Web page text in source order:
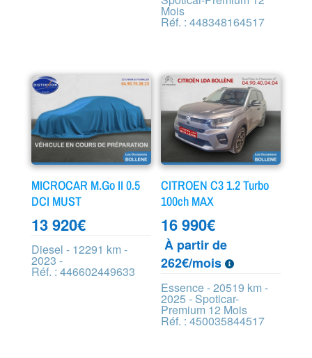
Mois
Réf. : 448348164517
MICROCAR M.Go II 0.5
DCI MUST
13 920€
Diesel - 12291 km -
2023 -
Réf. : 446602449633
CITROEN C3 1.2 Turbo
100ch MAX
16 990€
À partir de
262€/mois
Essence - 20519 km -
2025 - Spoticar-
Premium 12 Mois
Réf. : 450035844517